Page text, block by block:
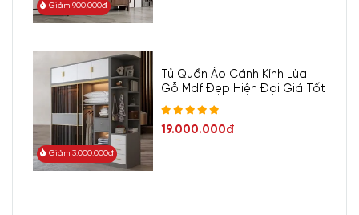
Giảm 900.000đ
Giảm 3.000.000đ
Tủ Quần Áo Cánh Kính Lùa
Gỗ Mdf Đẹp Hiện Đại Giá Tốt
19.000.000đ